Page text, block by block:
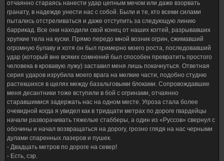
отчаянно стараясь нанести удар цепным мечом или даже взорвать
гранату, в надежде унести нас с собой. Были и те, кто всеми силами
пытались отстреливаться и даже отступить за следующую линию
баррикад. Все они находили свой конец от наших когтей, разрывавших
хрупкие тела на куски. Прямо передо мной возник огрин, сжимавший
огромную булаву и хотя он был примерно моего роста, последовавший
удар (который вне всяких сомнений был способен превратить простого
человека в кровавую лужу) заставил меня лишь покачнуться. Ответная
серия ударов изрубила моего врага на мелкие части, подобно студню
растекшихся в щелях между базальтовыми блоками. Сопровождавшие
меня десантники тоже вступили в бой с огринами, отчаянно
старавшимися задержать нас на одном месте. Угроза стала более
очевидной когда я увидел как в тридцати метрах по дороге гвардейцы
начали разворачивать тяжелые стабберы, а один из «Руссов» свернул с
обочины и начал возвращаться на дорогу, грозно глядя на нас черными
дулами спаренных лазеров и пушек.
- Двадцать метров по дороге на север!
- Есть, сэр.